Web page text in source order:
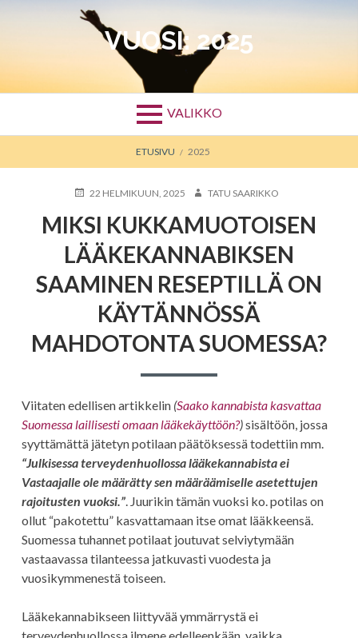
VUOSI: 2025
VALIKKO
MURUPOLKU
ETUSIVU 2025
JULKAISTU
22 HELMIKUUN, 2025 KIRJOITTAJA
TATU SAARIKKO
MIKSI KUKKAMUOTOISEN
LÄÄKEKANNABIKSEN
SAAMINEN RESEPTILLÄ ON
KÄYTÄNNÖSSÄ
MAHDOTONTA SUOMESSA?
Viitaten edellisen artikkelin (Saako kannabista kasvattaa
Suomessa laillisesti omaan lääkekäyttöön?)sisältöön, jossa
syyttämättä jätetyn potilaan päätöksessä todettiin mm.
“Julkisessa terveydenhuollossa lääkekannabista ei
Vastaajalle ole määrätty sen määräämiselle asetettujen
rajoitusten vuoksi.”. Juurikin tämän vuoksi ko. potilas on
ollut “pakotettu” kasvattamaan itse omat lääkkeensä.
Suomessa tuhannet potilaat joutuvat selviytymään
vastaavassa tilanteessa jatkuvasti vuodesta ja
vuosikymmenestä toiseen.
Lääkekannabikseen liittyvää ymmärrystä ei